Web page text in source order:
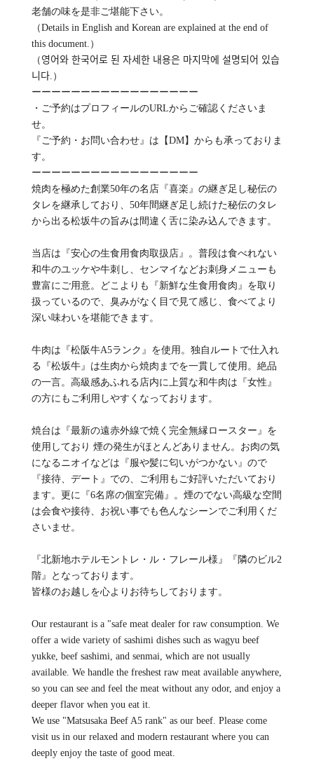
老舗の味を是非ご堪能下さい。
（Details in English and Korean are explained at the end of
this document.）
（영어와 한국어로 된 자세한 내용은 마지막에 설명되어 있습
니다.）
ーーーーーーーーーーーーーーーーー
・ご予約はプロフィールのURLからご確認くださいま
せ。
『ご予約・お問い合わせ』は【DM】からも承っておりま
す。
ーーーーーーーーーーーーーーーーー
焼肉を極めた創業50年の名店『喜楽』の継ぎ足し秘伝の
タレを継承しており、50年間継ぎ足し続けた秘伝のタレ
から出る松坂牛の旨みは間違く舌に染み込んできます。
当店は『安心の生食用食肉取扱店』。普段は食べれない
和牛のユッケや牛刺し、センマイなどお刺身メニューも
豊富にご用意。どこよりも『新鮮な生食用食肉』を取り
扱っているので、臭みがなく目で見て感じ、食べてより
深い味わいを堪能できます。
牛肉は『松阪牛A5ランク』を使用。独自ルートで仕入れ
る『松坂牛』は生肉から焼肉までを一貫して使用。絶品
の一言。高級感あふれる店内に上質な和牛肉は『女性』
の方にもご利用しやすくなっております。
焼台は『最新の遠赤外線で焼く完全無縁ロースター』を
使用しており 煙の発生がほとんどありません。お肉の気
になるニオイなどは『服や髪に匂いがつかない』ので
『接待、デート』での、ご利用もご好評いただいており
ます。更に『6名席の個室完備』。煙のでない高級な空間
は会食や接待、お祝い事でも色んなシーンでご利用くだ
さいませ。
『北新地ホテルモントレ・ル・フレール様』『隣のビル2
階』となっております。
皆様のお越しを心よりお待ちしております。
Our restaurant is a "safe meat dealer for raw consumption. We
offer a wide variety of sashimi dishes such as wagyu beef
yukke, beef sashimi, and senmai, which are not usually
available. We handle the freshest raw meat available anywhere,
so you can see and feel the meat without any odor, and enjoy a
deeper flavor when you eat it.
We use "Matsusaka Beef A5 rank" as our beef. Please come
visit us in our relaxed and modern restaurant where you can
deeply enjoy the taste of good meat.